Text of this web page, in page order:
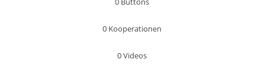
0 Kooperationen
0Videos